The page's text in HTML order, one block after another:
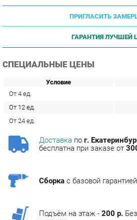
ГАРАНТИЯ ЛУЧШЕЙ
СПЕЦИАЛЬНЫЕ ЦЕНЫ
От 4 ед.
От 24 ед.
Сборкас базовой гарантией
Подъём на этаж -200 р.Без
ТЭГИ